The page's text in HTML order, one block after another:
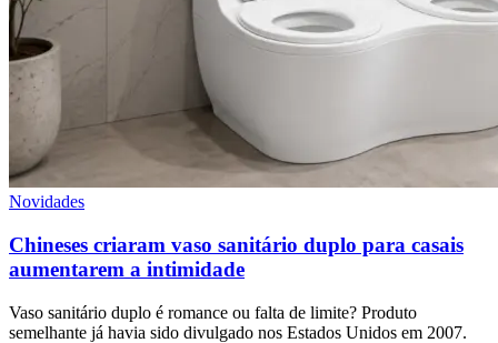
Novidades
Chineses criaram vaso sanitário duplo para casais
aumentarem a intimidade
Vaso sanitário duplo é romance ou falta de limite? Produto
semelhante já havia sido divulgado nos Estados Unidos em 2007.